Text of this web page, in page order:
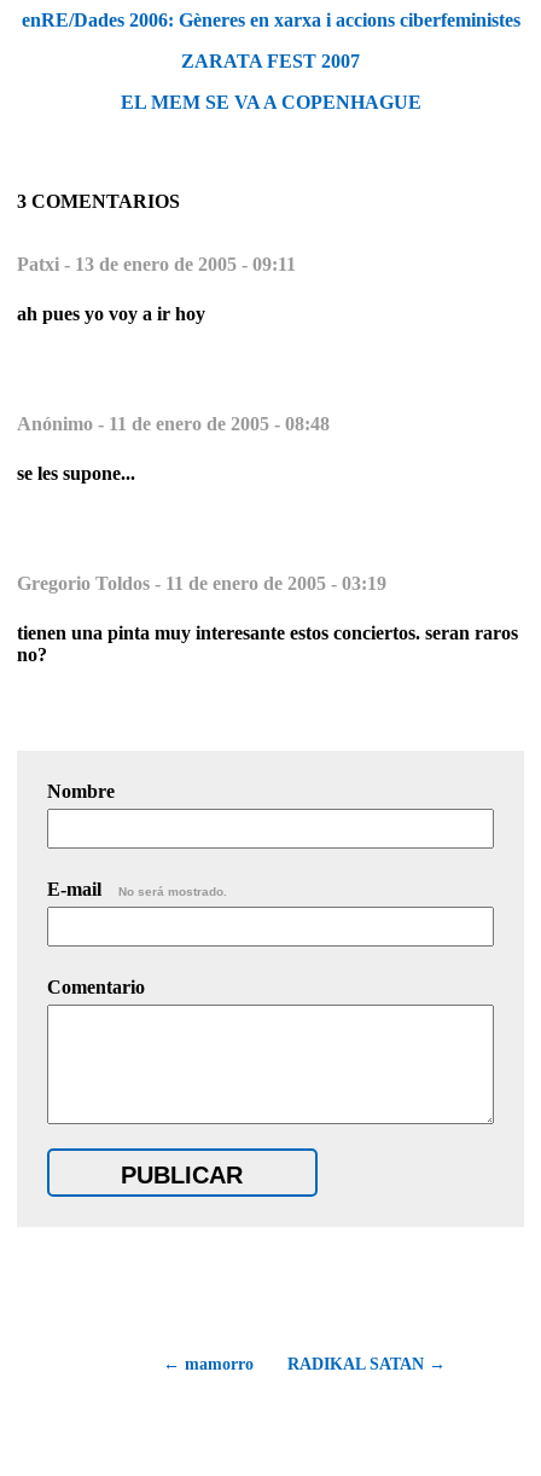
enRE/Dades 2006: Gèneres en xarxa i accions ciberfeministes
ZARATA FEST 2007
EL MEM SE VA A COPENHAGUE
3 COMENTARIOS
Patxi - 13 de enero de 2005 - 09:11
ah pues yo voy a ir hoy
Anónimo - 11 de enero de 2005 - 08:48
se les supone...
Gregorio Toldos - 11 de enero de 2005 - 03:19
tienen una pinta muy interesante estos conciertos. seran raros
no?
Nombre
E-mail No será mostrado.
Comentario
← mamorro RADIKAL SATAN →